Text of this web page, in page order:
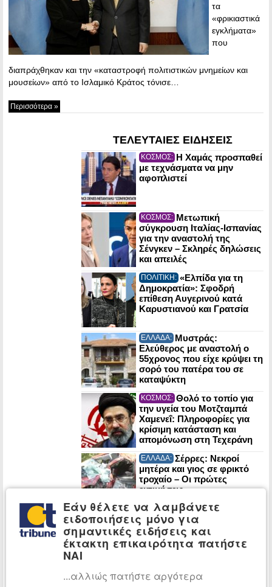
τα
«φρικιαστικά
εγκλήματα»
που
διαπράχθηκαν και την «καταστροφή πολιτιστικών μνημείων και
μουσείων» από το Ισλαμικό Κράτος τόνισε…
Περισσότερα »
ΤΕΛΕΥΤΑΙΕΣ ΕΙΔΗΣΕΙΣ
ΚΟΣΜΟΣ: Η Χαμάς προσπαθεί
με τεχνάσματα να μην
αφοπλιστεί
ΚΟΣΜΟΣ: Μετωπική
σύγκρουση Ιταλίας-Ισπανίας
για την αναστολή της
Σένγκεν – Σκληρές δηλώσεις
και απειλές
ΠΟΛΙΤΙΚΗ: «Ελπίδα για τη
Δημοκρατία»: Σφοδρή
επίθεση Αυγερινού κατά
Καρυστιανού και Γρατσία
ΕΛΛΑΔΑ: Μυστράς:
Ελεύθερος με αναστολή ο
55χρονος που είχε κρύψει τη
σορό του πατέρα του σε
καταψύκτη
ΚΟΣΜΟΣ: Θολό το τοπίο για
την υγεία του Μοτζταμπά
Χαμενεΐ: Πληροφορίες για
κρίσιμη κατάσταση και
απομόνωση στη Τεχεράνη
ΕΛΛΑΔΑ: Σέρρες: Νεκροί
μητέρα και γιος σε φρικτό
τροχαίο – Οι πρώτες
εκτιμήσεις
ΠΟΛΙΤΙΚΗ:
ΠΑΣΟΚ: Έκθεση-
κόλαφος του ΟΟΣΑ διαλύει
το success story της
κυβέρνησης
ΠΟΛΙΤΙΚΗ: Στα Χανιά για
Εάν θέλετε να λαμβάνετε
ειδοποιήσεις μόνο για
σημαντικές ειδήσεις και
έκτακτη επικαιρότητα πατήστε
ΝΑΙ
...αλλιώς πατήστε αργότερα